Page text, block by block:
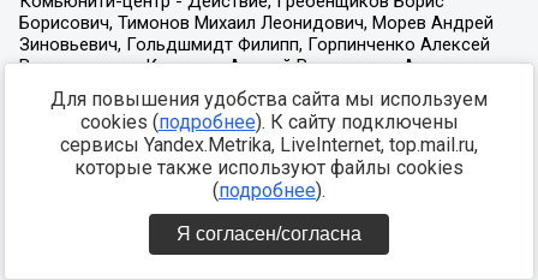
Для повышения удобства сайта мы используем
cookies (подробнее). К сайту подключены
сервисы Yandex.Metrika, LiveInternet, top.mail.ru,
которые также используют файлы cookies
(подробнее).
Я согласен/согласна